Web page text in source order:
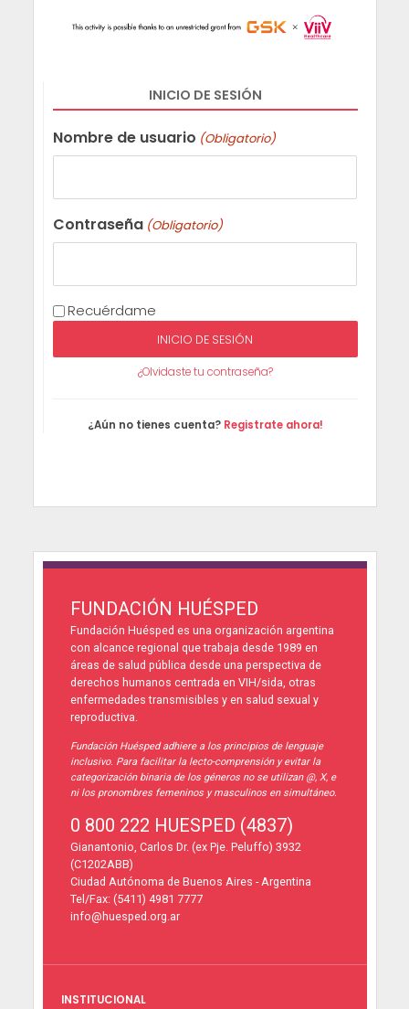
INICIO DE SESIÓN
Nombre de usuario (Obligatorio)
Contraseña (Obligatorio)
Recuérdame
¿Olvidaste tu contraseña?
¿Aún no tienes cuenta? Registrate ahora!
FUNDACIÓN HUÉSPED
Fundación Huésped es una organización argentina
con alcance regional que trabaja desde 1989 en
áreas de salud pública desde una perspectiva de
derechos humanos centrada en VIH/sida, otras
enfermedades transmisibles y en salud sexual y
reproductiva.
Fundación Huésped adhiere a los principios de lenguaje
inclusivo. Para facilitar la lecto-comprensión y evitar la
categorización binaria de los géneros no se utilizan @, X, e
ni los pronombres femeninos y masculinos en simultáneo.
0 800 222 HUESPED (4837)
Gianantonio, Carlos Dr. (ex Pje. Peluffo) 3932
(C1202ABB)
Ciudad Autónoma de Buenos Aires - Argentina
Tel/Fax: (5411) 4981 7777
info@huesped.org.ar
INSTITUCIONAL